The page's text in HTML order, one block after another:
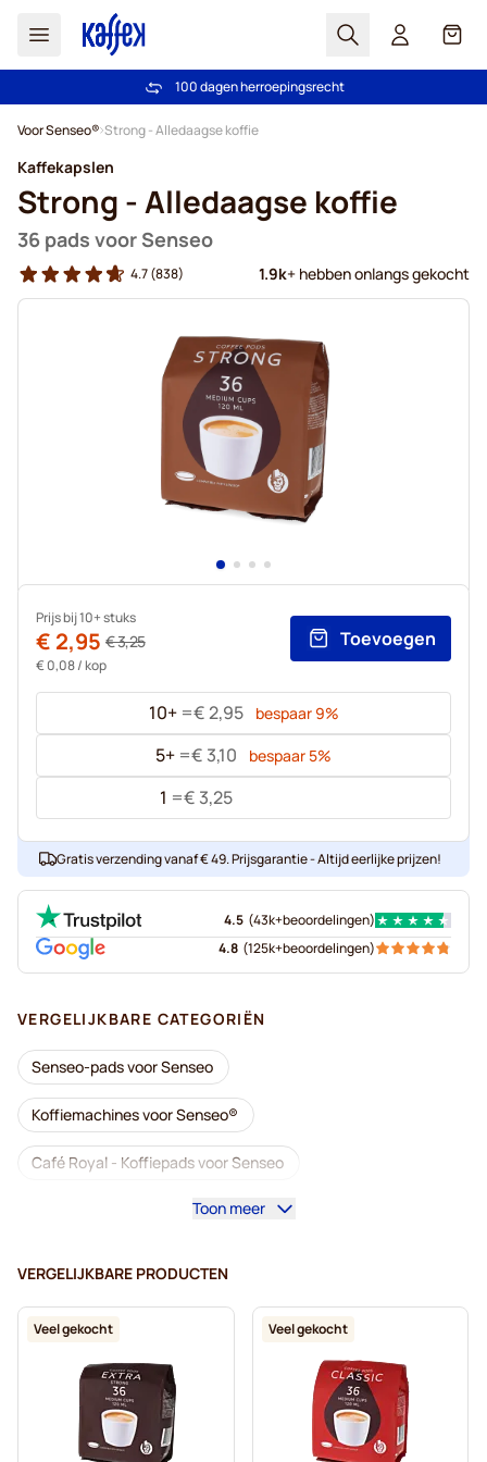
Zoek Cart
Gratis verzending vanaf € 49
100 dagen herroepingsrecht
Voor Senseo® Strong - Alledaagse koffie
Kaffekapslen
Strong - Alledaagse koffie
36 pads voor Senseo
4.7(838) 1.9k+ hebben onlangs gekocht
Prijs bij 10+ stuks
€ 3,25
€ 2,95
€ 0,08/ kop
Toevoegen
1 =€ 3,25
5+ =€ 3,10 bespaar 5%
10+ =€ 2,95 bespaar9%
Gratis verzending vanaf € 49. Prijsgarantie - Altijd eerlijke prijzen!
4.5 (43k+beoordelingen)
4.8 (125k+beoordelingen)
VERGELIJKBARE CATEGORIËN
Senseo-pads voor Senseo
Koffiemachines voor Senseo®
Café Royal - Koffiepads voor Senseo
Accessoires voor Senseo®
Ontkalken en onderhoud voor Senseo
Café René - Koffiepads voor Senseo
Pads voor Senseo® Merrild - Koffiepads voor Senseo
Toon meer
VERGELIJKBARE PRODUCTEN
Veel gekocht Veel gekocht